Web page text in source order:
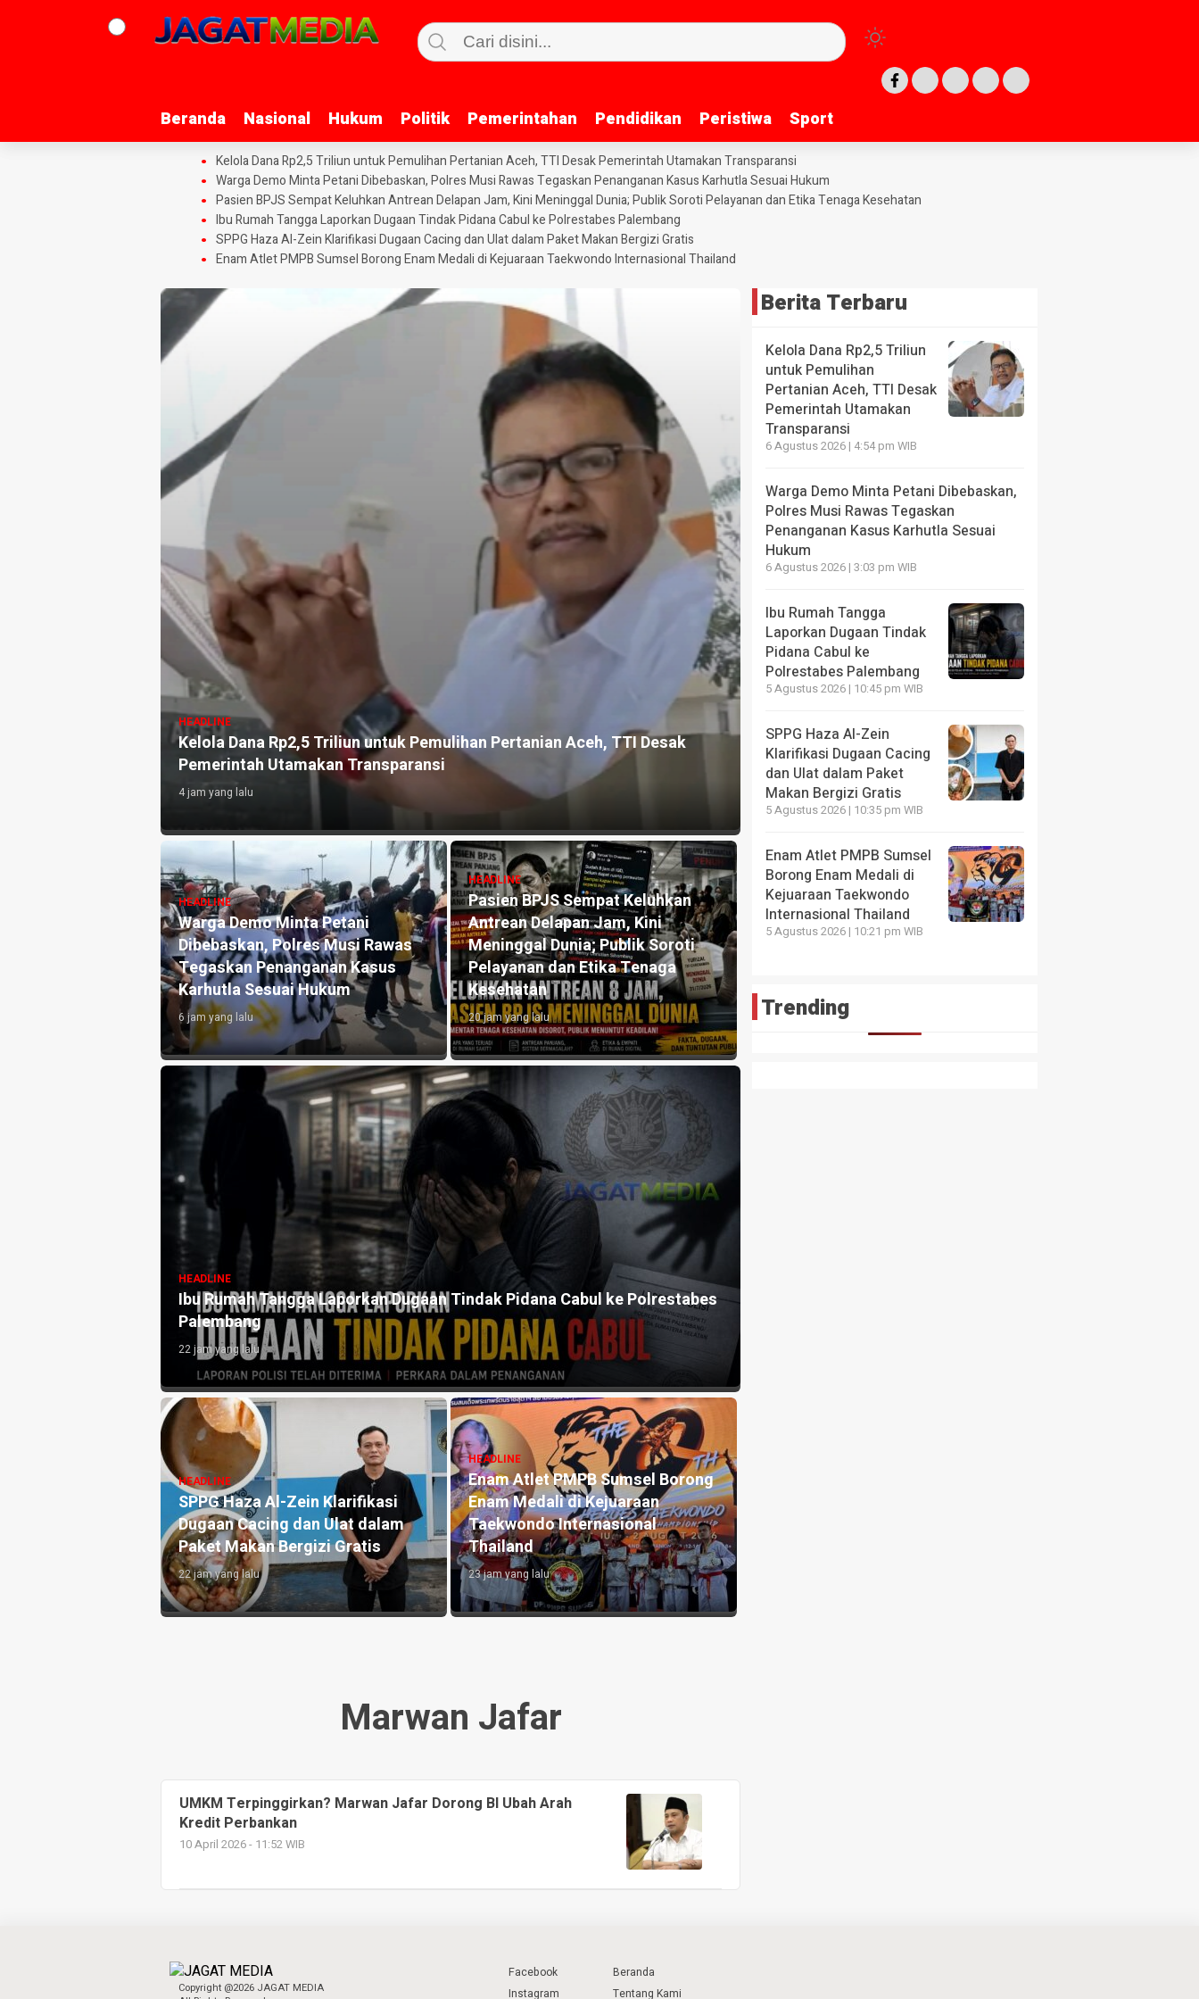
Beranda Nasional Hukum Politik Pemerintahan Pendidikan Peristiwa Sport
Beranda Nasional Hukum Politik Pemerintahan Pendidikan Peristiwa Sport
Kelola Dana Rp2,5 Triliun untuk Pemulihan Pertanian Aceh, TTI Desak Pemerintah Utamakan Transparansi
Warga Demo Minta Petani Dibebaskan, Polres Musi Rawas Tegaskan Penanganan Kasus Karhutla Sesuai Hukum
Pasien BPJS Sempat Keluhkan Antrean Delapan Jam, Kini Meninggal Dunia; Publik Soroti Pelayanan dan Etika Tenaga Kesehatan
Ibu Rumah Tangga Laporkan Dugaan Tindak Pidana Cabul ke Polrestabes Palembang
SPPG Haza Al-Zein Klarifikasi Dugaan Cacing dan Ulat dalam Paket Makan Bergizi Gratis
Enam Atlet PMPB Sumsel Borong Enam Medali di Kejuaraan Taekwondo Internasional Thailand
HEADLINE
Kelola Dana Rp2,5 Triliun untuk Pemulihan Pertanian Aceh, TTI Desak
Pemerintah Utamakan Transparansi
4 jam yang lalu
HEADLINE
Warga Demo Minta Petani
Dibebaskan, Polres Musi Rawas
Tegaskan Penanganan Kasus
Karhutla Sesuai Hukum
6 jam yang lalu
HEADLINE
Pasien BPJS Sempat Keluhkan
Antrean Delapan Jam, Kini
Meninggal Dunia; Publik Soroti
Pelayanan dan Etika Tenaga
Kesehatan
20 jam yang lalu
HEADLINE
Ibu Rumah Tangga Laporkan Dugaan Tindak Pidana Cabul ke Polrestabes
Palembang
22 jam yang lalu
HEADLINE
SPPG Haza Al-Zein Klarifikasi
Dugaan Cacing dan Ulat dalam
Paket Makan Bergizi Gratis
22 jam yang lalu
HEADLINE
Enam Atlet PMPB Sumsel Borong
Enam Medali di Kejuaraan
Taekwondo Internasional
Thailand
23 jam yang lalu
Marwan Jafar
UMKM Terpinggirkan? Marwan Jafar Dorong BI Ubah Arah
Kredit Perbankan
10 April 2026 - 11:52 WIB
Berita Terbaru
Kelola Dana Rp2,5 Triliun
untuk Pemulihan
Pertanian Aceh, TTI Desak
Pemerintah Utamakan
Transparansi
6 Agustus 2026 | 4:54 pm WIB
Warga Demo Minta Petani Dibebaskan,
Polres Musi Rawas Tegaskan
Penanganan Kasus Karhutla Sesuai
Hukum
6 Agustus 2026 | 3:03 pm WIB
Ibu Rumah Tangga
Laporkan Dugaan Tindak
Pidana Cabul ke
Polrestabes Palembang
5 Agustus 2026 | 10:45 pm WIB
SPPG Haza Al-Zein
Klarifikasi Dugaan Cacing
dan Ulat dalam Paket
Makan Bergizi Gratis
5 Agustus 2026 | 10:35 pm WIB
Enam Atlet PMPB Sumsel
Borong Enam Medali di
Kejuaraan Taekwondo
Internasional Thailand
5 Agustus 2026 | 10:21 pm WIB
Trending
Copyright @2026 JAGAT MEDIA
Facebook
Instagram
Beranda
Tentang Kami